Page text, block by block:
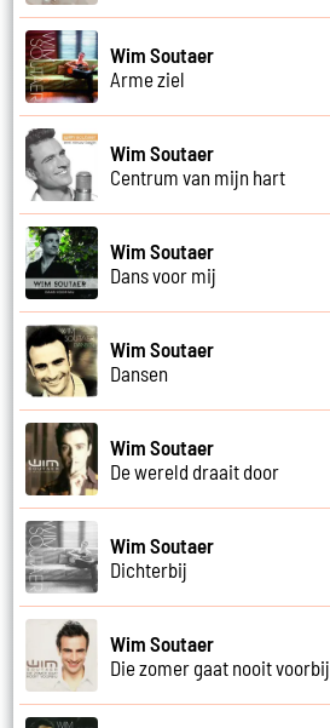
Wim Soutaer
Arme ziel
Wim Soutaer
Centrum van mijn hart
Wim Soutaer
Dans voor mij
Wim Soutaer
Dansen
Wim Soutaer
De wereld draait door
Wim Soutaer
Dichterbij
Wim Soutaer
Die zomer gaat nooit voorbij